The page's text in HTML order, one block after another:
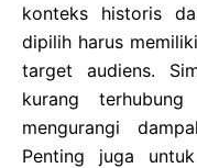
konteks historis
dipilih harus
target audiens.
kurang
mengurangi
Penting juga